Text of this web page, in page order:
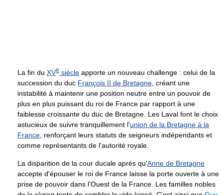
La fin du XVe siècle apporte un nouveau challenge : celui de la
succession du duc François II de Bretagne , créant une
instabilité à maintenir une position neutre entre un pouvoir de
plus en plus puissant du roi de France par rapport à une
faiblesse croissante du duc de Bretagne. Les Laval font le choix
astucieux de suivre tranquillement l'union de la Bretagne à la
France , renforçant leurs statuts de seigneurs indépendants et
comme représentants de l'autorité royale.
La disparition de la cour ducale après qu'Anne de Bretagne
accepte d'épouser le roi de France laisse la porte ouverte à une
prise de pouvoir dans l'Ouest de la France. Les familles nobles